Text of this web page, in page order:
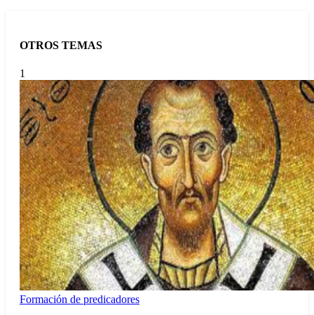
OTROS TEMAS
1
Formación de predicadores